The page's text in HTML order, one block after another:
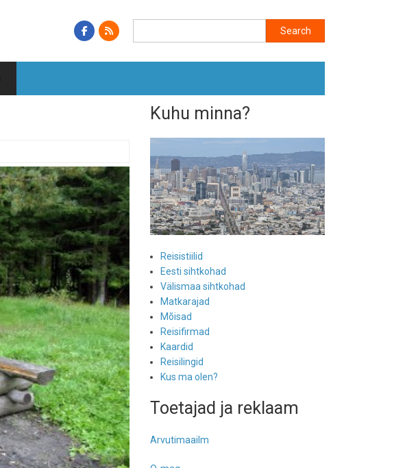
Kuhu minna?
Reisistiilid
Eesti sihtkohad
Välismaa sihtkohad
Matkarajad
Mõisad
Reisifirmad
Kaardid
Reisilingid
Kus ma olen?
Toetajad ja reklaam
Arvutimaailm